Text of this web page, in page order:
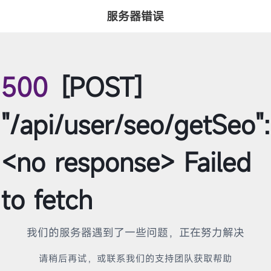
服务器错误
500 [POST]
"/api/user/seo/getSeo":
<no response> Failed
to fetch
我们的服务器遇到了一些问题，正在努力解决
请稍后再试，或联系我们的支持团队获取帮助